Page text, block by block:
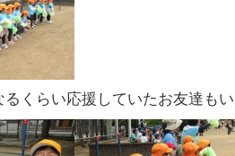
るくらい応援していたお友達も